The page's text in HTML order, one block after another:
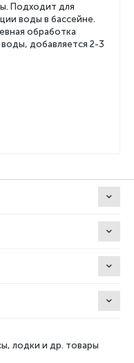
Подходит для
воды в бассейне.
обработка
добавляется 2-3
лодки и др. товары